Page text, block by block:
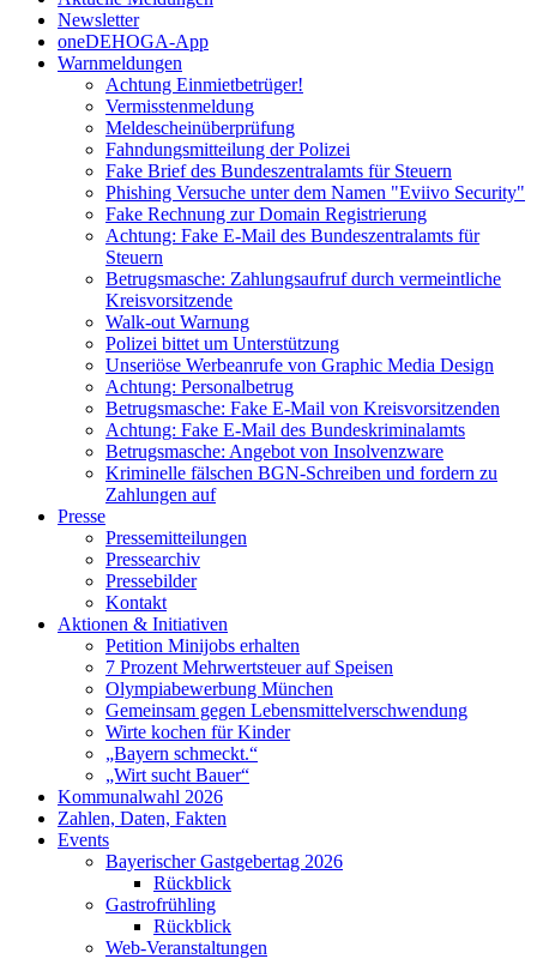
Newsletter
oneDEHOGA-App
Warnmeldungen
Achtung Einmietbetrüger!
Vermisstenmeldung
Meldescheinüberprüfung
Fahndungsmitteilung der Polizei
Fake Brief des Bundeszentralamts für Steuern
Phishing Versuche unter dem Namen "Eviivo Security"
Fake Rechnung zur Domain Registrierung
Achtung: Fake E-Mail des Bundeszentralamts für
Steuern
Betrugsmasche: Zahlungsaufruf durch vermeintliche
Kreisvorsitzende
Walk-out Warnung
Polizei bittet um Unterstützung
Unseriöse Werbeanrufe von Graphic Media Design
Achtung: Personalbetrug
Betrugsmasche: Fake E-Mail von Kreisvorsitzenden
Achtung: Fake E-Mail des Bundeskriminalamts
Betrugsmasche: Angebot von Insolvenzware
Kriminelle fälschen BGN-Schreiben und fordern zu
Zahlungen auf
Presse
Pressemitteilungen
Pressearchiv
Pressebilder
Kontakt
Aktionen & Initiativen
Petition Minijobs erhalten
7 Prozent Mehrwertsteuer auf Speisen
Olympiabewerbung München
Gemeinsam gegen Lebensmittelverschwendung
Wirte kochen für Kinder
„Bayern schmeckt.“
„Wirt sucht Bauer“
Kommunalwahl 2026
Zahlen, Daten, Fakten
Events
Bayerischer Gastgebertag 2026
Rückblick
Gastrofrühling
Rückblick
Web-Veranstaltungen